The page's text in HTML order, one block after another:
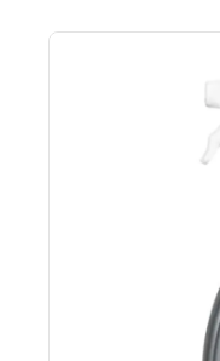
Benz Fleckentferner
entnehmen Sie
Produkten